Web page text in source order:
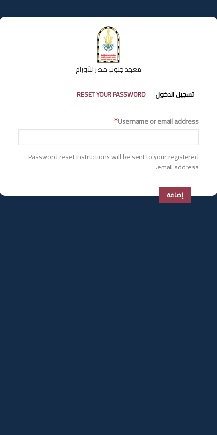
إلى
المحتوى
معهد جنوب مصر للأورام
التبويبات
الأساسية
تسجيل الدخول RESET YOUR PASSWORD
Username or email address
Password reset instructions will be sent to your registered
email address.